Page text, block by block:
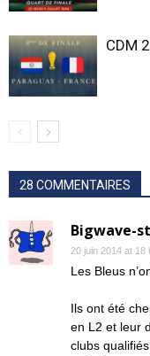
CDM
28 COMMENTAIRES
Bigwave-
20 juin 2014 at 18
Les Bleus
Ils ont été
en L2 et leur
clubs